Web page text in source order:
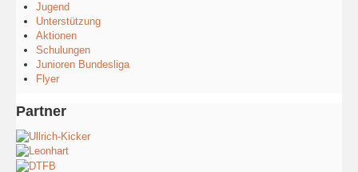
Jugend
Unterstützung
Aktionen
Schulungen
Junioren Bundesliga
Flyer
Partner